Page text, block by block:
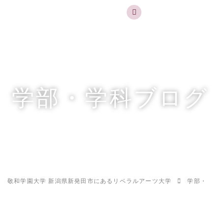
学部・学科ブログ
敬和学園大学 新潟県新発田市にあるリベラルアーツ大学 学部・学